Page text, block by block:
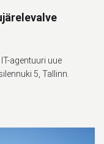
agentuuri uue
5, Tallinn.